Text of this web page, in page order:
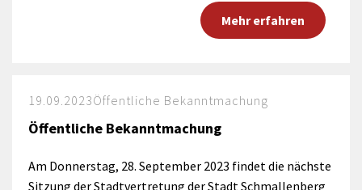
Mehr erfahren
19.09.2023Öffentliche Bekanntmachung
Öffentliche Bekanntmachung
Am Donnerstag, 28. September 2023 findet die nächste
Sitzung der Stadtvertretung der Stadt Schmallenberg